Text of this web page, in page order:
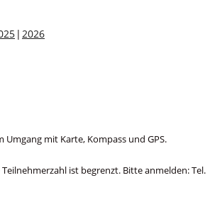
2026
mit Karte, Kompass und GPS.
ist begrenzt. Bitte anmelden: Tel.